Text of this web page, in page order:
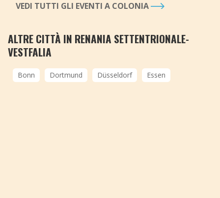
VEDI TUTTI GLI EVENTI A COLONIA
ALTRE CITTÀ IN RENANIA SETTENTRIONALE-
VESTFALIA
Bonn Dortmund Düsseldorf Essen